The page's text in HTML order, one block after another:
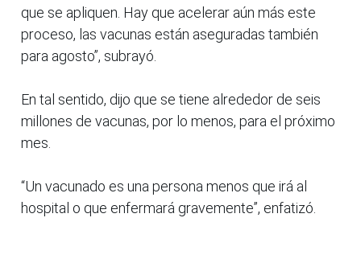
que se apliquen. Hay que acelerar aún más este
proceso, las vacunas están aseguradas también
para agosto”, subrayó.
En tal sentido, dijo que se tiene alrededor de seis
millones de vacunas, por lo menos, para el próximo
mes.
“Un vacunado es una persona menos que irá al
hospital o que enfermará gravemente”, enfatizó.